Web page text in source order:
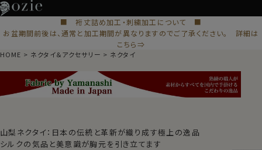
■ 裄丈詰め加工・刺繍加工について ■
お盆期間前後は、通常と加工期間が異なりますのでご了承ください。 詳細は
こちら⇒
HOME ネクタイ＆アクセサリー ネクタイ
山梨ネクタイ：日本の伝統と革新が織り成す極上の逸品
シルクの気品と美意識が胸元を引き立てます